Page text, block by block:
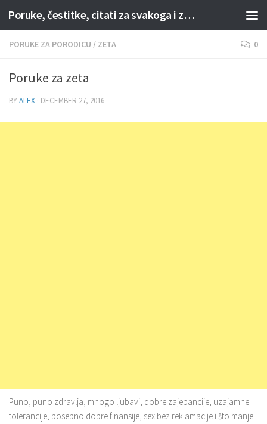
Skip to content Poruke, čestitke, citati za svakoga i za svaku priliku
PORUKE ZA PORODICU / ZETA 0
Poruke za zeta
BYALEX · DECEMBER 27, 2016
Puno, puno zdravlja, mnogo ljubavi, dobre zajebancije, uzajamne
tolerancije, posebno dobre finansije, sex bez reklamacije i što manje